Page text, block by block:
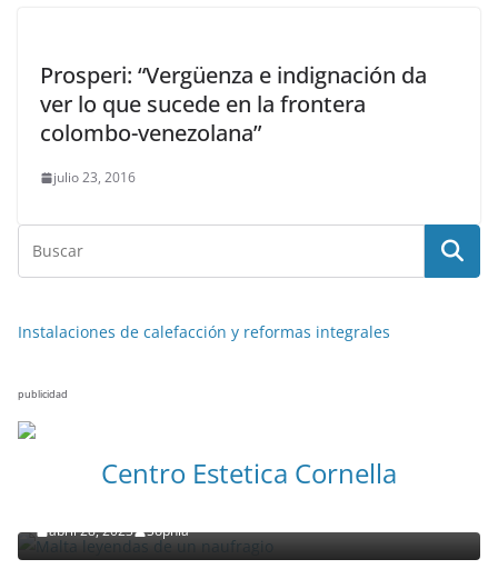
Prosperi: “Vergüenza e indignación da
ver lo que sucede en la frontera
colombo-venezolana”
julio 23, 2016
Instalaciones de calefacción y reformas integrales
publicidad
Centro Estetica Cornella
abril 28, 2023 Sophia